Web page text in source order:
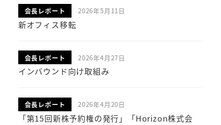
新オフィス移転
投稿日
2026年5月11日
会長レポート
インバウンド向け取組み
投稿日
2026年4月27日
会長レポート
「第15回新株予約権の発行」「Horizon株式会
投稿日
2026年4月20日
会長レポート